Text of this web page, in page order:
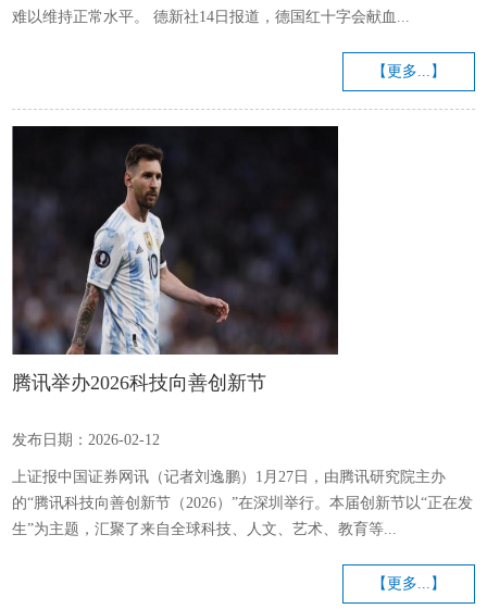
难以维持正常水平。 德新社14日报道，德国红十字会献血...
【更多...】
腾讯举办2026科技向善创新节
发布日期：2026-02-12
上证报中国证券网讯（记者刘逸鹏）1月27日，由腾讯研究院主办
的“腾讯科技向善创新节（2026）”在深圳举行。本届创新节以“正在发
生”为主题，汇聚了来自全球科技、人文、艺术、教育等...
【更多...】